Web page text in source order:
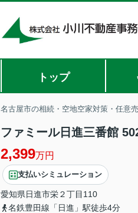
トップ
名古屋市の相続・空地空家対策・任意
ファミール日進三番館
2,399万円
支払いシミュレーション
愛知県日進市栄２丁目110
名鉄豊田線「日進」駅徒歩4分